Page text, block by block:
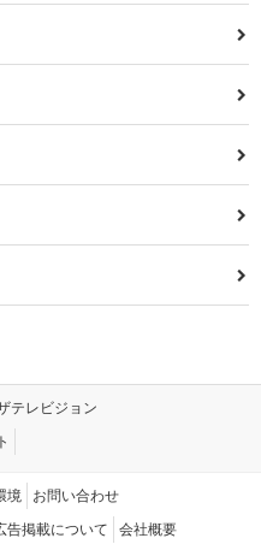
テレビジョン
境 お問い合わせ
告掲載について 会社概要